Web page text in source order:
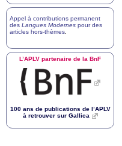
Appel à contributions permanent
des Langues Modernes pour des
articles hors-thèmes
L’APLV partenaire de la BnF
100 ans de publications de l’APLV
à retrouver sur Gallica